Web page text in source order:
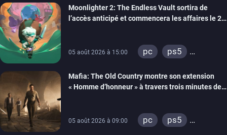
Moonlighter 2: The Endless Vault sortira de
l’accès anticipé et commencera les affaires le 2
05 août 2026 à 15:00 pc
ps5
Mafia: The Old Country montre son extension
« Homme d’honneur » à travers trois minutes de
05 août 2026 à 09:00 pc
ps5